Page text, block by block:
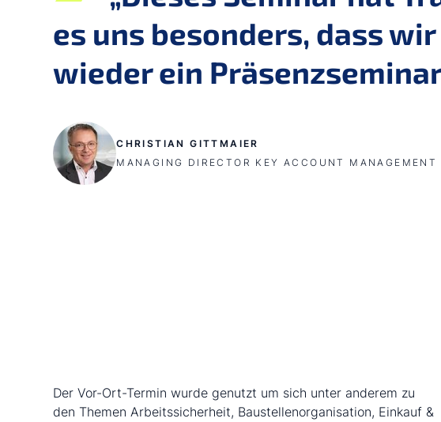
es uns besonders, dass
wieder ein
CHRISTIAN GITTMAIER
MANAGING DIRECTOR KEY ACCOUNT MANAGEMENT
Der Vor-Ort-Termin wurde genutzt um sich unter anderem zu
den Themen Arbeitssicherheit, Baustellenorganisation, Einkauf &